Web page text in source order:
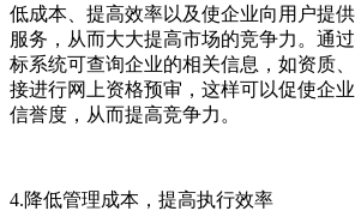
低成本、提高效率以及使企业向用户提
服务，从而大大提高市场的竞争力。通
标系统可查询企业的相关信息，如资质
接进行网上资格预审，这样可以促使企
信誉度，从而提高竞争力。
4.降低管理成本，提高执行效率